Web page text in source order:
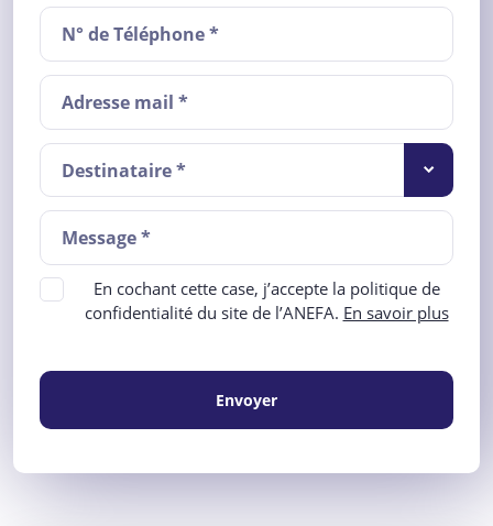
Destinataire *
En cochant cette case, j’accepte la politique de
confidentialité du site de l’ANEFA. En savoir plus
Envoyer